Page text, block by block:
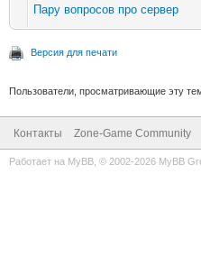
Пару вопросов про сервер
Версия для печати
Пользователи, просматривающие эту
Контакты Zone-Game Community
Работает на MyBB , © 2002-2026 MyBB